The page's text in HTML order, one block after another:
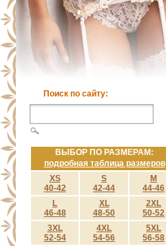
Поиск по сайту:
ВЫБОР ПО РАЗМЕРАМ:
подробная таблица размеров
XS
40-42
S
42-44
M
44-46
L
46-48
XL
48-50
2XL
50-52
3XL
52-54
4XL
54-56
5XL
56-58